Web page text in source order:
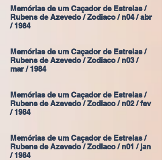
Memórias de um Caçador de Estrelas /
Rubens de Azevedo / Zodiaco / n04 / abr
/ 1984
Memórias de um Caçador de Estrelas /
Rubens de Azevedo / Zodiaco / n03 /
mar / 1984
Memórias de um Caçador de Estrelas /
Rubens de Azevedo / Zodiaco / n02 / fev
/ 1984
Memórias de um Caçador de Estrelas /
Rubens de Azevedo / Zodiaco / n01 / jan
/ 1984